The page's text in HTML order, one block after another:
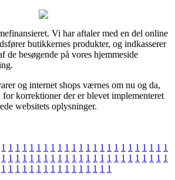
Vi har aftaler med en del online
butikkernes produkter, og indkasserer
de besøgende på vores hjemmeside
og internet shops værnes om nu og da,
korrektioner der er blevet implementeret
websitets oplysninger.
1 1 1 1 1 1 1 1 1 1 1 1 1 1 1 1 1 1 1 1 1 1 1 1
1 1 1 1 1 1 1 1 1 1 1 1 1 1 1 1 1 1 1 1 1 1 1 1
1 1 1 1 1 1 1 1 1 1 1 1 1 1 1 1